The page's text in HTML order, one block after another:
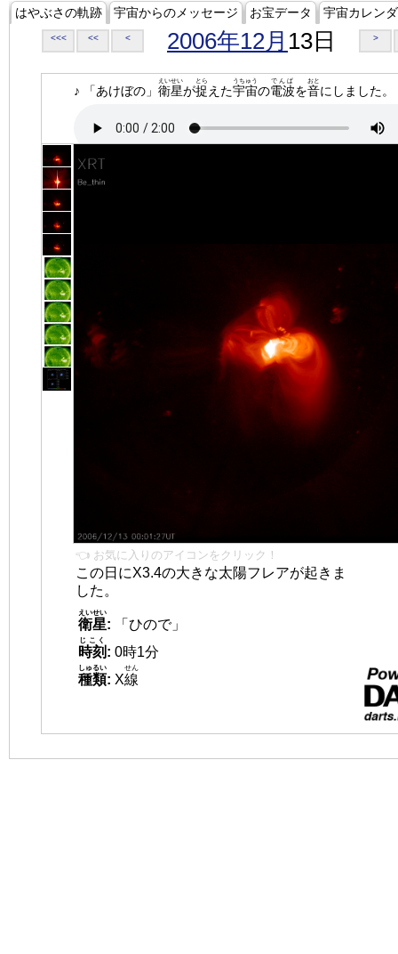
はやぶさの軌跡 宇宙からのメッセージ お宝データ 宇宙カレン
<<< << < 2006年12月 13日 >
♪ 「あけぼの」 衛星
えいせい
が捉
とら
えた宇宙
うちゅう
の電波
でんぱ
を音
おと
にしました。
👈 お気に入りのアイコンをクリック！
この日にX3.4の大きな太陽フレアが起きま
した。
衛星
えいせい
:
「ひので」
時刻
じこく
: 0時1分
種類
しゅるい
: X線
せん